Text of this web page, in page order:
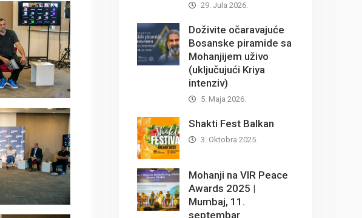
29. Jula 2026.
Doživite očaravajuće
Bosanske piramide sa
Mohanjijem uživo
(uključujući Kriya
intenziv)
5. Maja 2026.
Shakti Fest Balkan
3. Oktobra 2025.
Mohanji na VIR Peace
Awards 2025 |
Mumbaj, 11.
septembar